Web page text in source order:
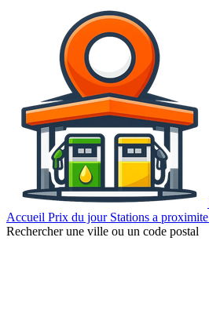
Accueil Prix du jour Stations a proximite
Rechercher une ville ou un code postal